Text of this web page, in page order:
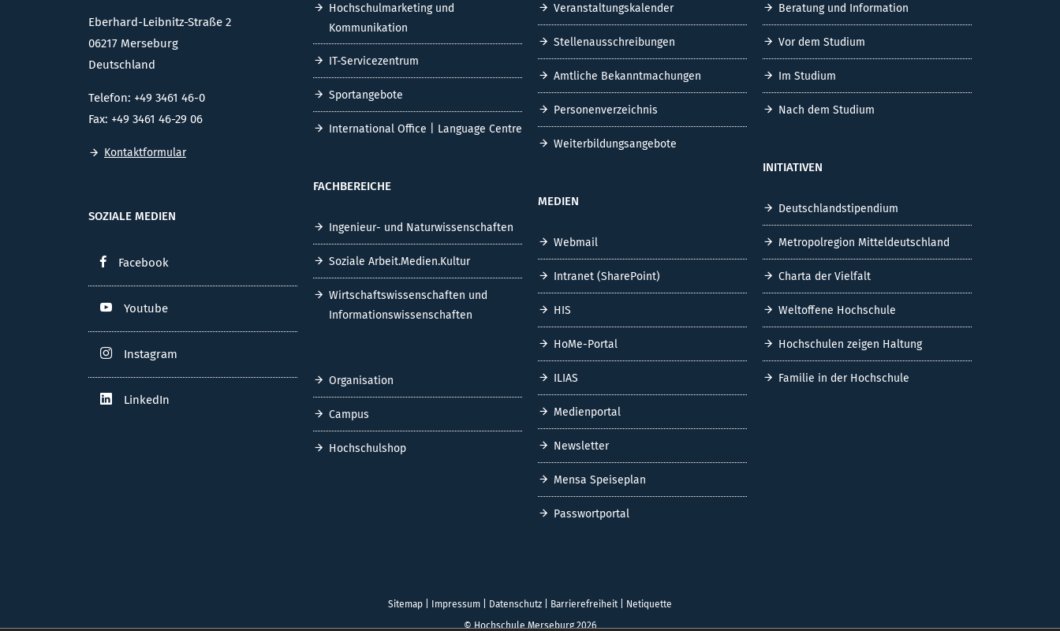
Eberhard-Leibnitz-Straße 2
06217 Merseburg
Deutschland
Telefon: +49 3461 46-0
Fax: +49 3461 46-29 06
Kontaktformular
SOZIALE MEDIEN
Facebook
Youtube
Instagram
LinkedIn
Hochschulmarketing und
Kommunikation
IT-Servicezentrum
Sportangebote
International Office | Language Centre
FACHBEREICHE
Ingenieur- und Naturwissenschaften
Soziale Arbeit.Medien.Kultur
Wirtschaftswissenschaften und
Informationswissenschaften
Organisation
Campus
Hochschulshop
Veranstaltungskalender
Stellenausschreibungen
Amtliche Bekanntmachungen
Personenverzeichnis
Weiterbildungsangebote
MEDIEN
Webmail
Intranet (SharePoint)
HIS
HoMe-Portal
ILIAS
Medienportal
Newsletter
Mensa Speiseplan
Passwortportal
Beratung und Information
Vor dem Studium
Im Studium
Nach dem Studium
INITIATIVEN
Deutschlandstipendium
Metropolregion Mitteldeutschland
Charta der Vielfalt
Weltoffene Hochschule
Hochschulen zeigen Haltung
Familie in der Hochschule
Sitemap Impressum Datenschutz Barrierefreiheit|
Netiquette
© Hochschule Merseburg 2026